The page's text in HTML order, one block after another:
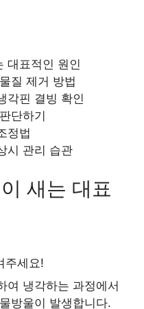
대표적인 원인
질 제거 방법
각핀 결빙 확인
단하기
정법
시 관리 습관
새는 대표
주세요!
여 냉각하는 과정에서
방울이 발생합니다.